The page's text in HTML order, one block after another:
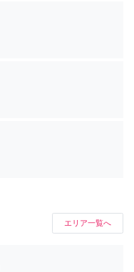
エリア一覧へ